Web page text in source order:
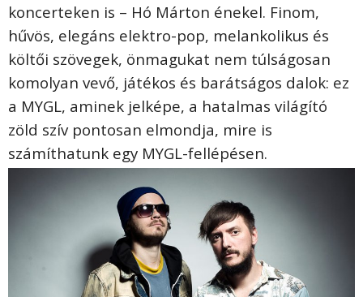
koncerteken is – Hó Márton énekel. Finom,
hűvös, elegáns elektro-pop, melankolikus és
költői szövegek, önmagukat nem túlságosan
komolyan vevő, játékos és barátságos dalok: ez
a MYGL, aminek jelképe, a hatalmas világító
zöld szív pontosan elmondja, mire is
számíthatunk egy MYGL-fellépésen.